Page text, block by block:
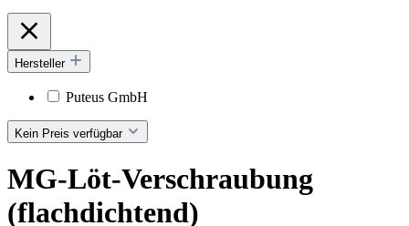
Hersteller
Puteus GmbH
Kein Preis verfügbar
MG-Löt-Verschraubung
(flachdichtend)